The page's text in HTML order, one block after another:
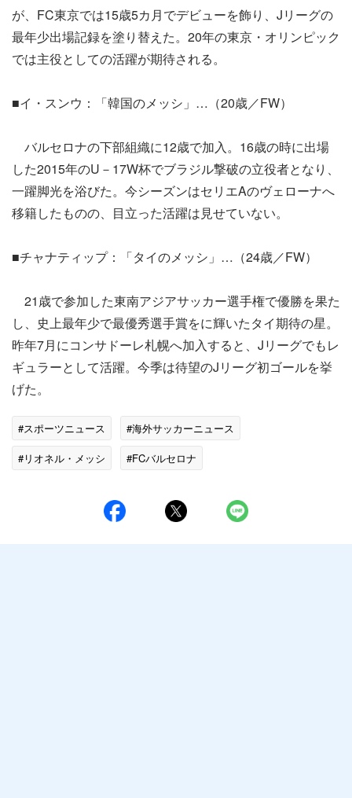
が、FC東京では15歳5カ月でデビューを飾り、Jリーグの
最年少出場記録を塗り替えた。20年の東京・オリンピック
では主役としての活躍が期待される。
■イ・スンウ：「韓国のメッシ」…（20歳／FW）
バルセロナの下部組織に12歳で加入。16歳の時に出場
した2015年のU－17W杯でブラジル撃破の立役者となり、
一躍脚光を浴びた。今シーズンはセリエAのヴェローナへ
移籍したものの、目立った活躍は見せていない。
■チャナティップ：「タイのメッシ」…（24歳／FW）
21歳で参加した東南アジアサッカー選手権で優勝を果た
し、史上最年少で最優秀選手賞をに輝いたタイ期待の星。
昨年7月にコンサドーレ札幌へ加入すると、Jリーグでもレ
ギュラーとして活躍。今季は待望のJリーグ初ゴールを挙
げた。
#スポーツニュース
#海外サッカーニュース
#リオネル・メッシ
#FCバルセロナ